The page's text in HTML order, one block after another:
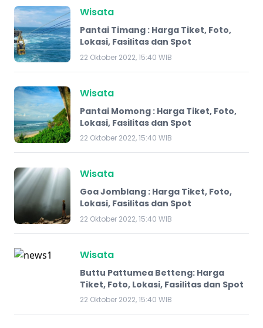
Wisata
Pantai Timang : Harga Tiket, Foto,
Lokasi, Fasilitas dan Spot
22 Oktober 2022, 15:40 WIB
Wisata
Pantai Momong : Harga Tiket, Foto,
Lokasi, Fasilitas dan Spot
22 Oktober 2022, 15:40 WIB
Wisata
Goa Jomblang : Harga Tiket, Foto,
Lokasi, Fasilitas dan Spot
22 Oktober 2022, 15:40 WIB
Wisata
Buttu Pattumea Betteng: Harga
Tiket, Foto, Lokasi, Fasilitas dan Spot
22 Oktober 2022, 15:40 WIB